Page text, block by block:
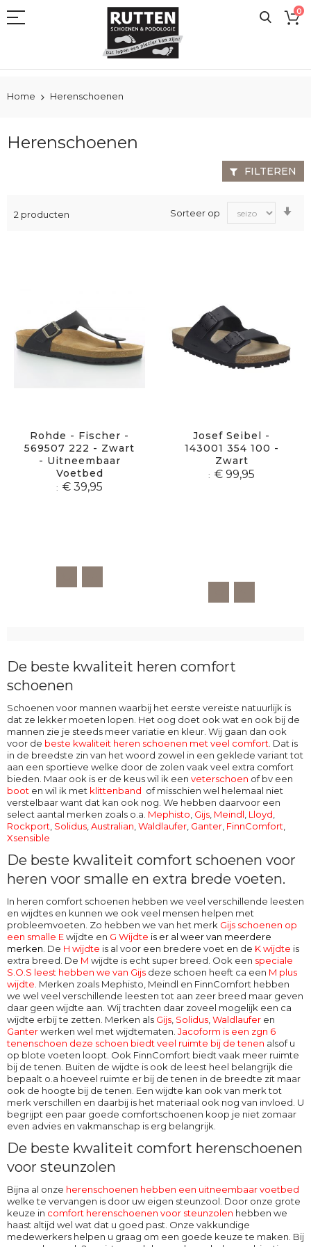
naar
0
Home Herenschoenen
Herenschoenen
2 producten Sorteer op
Rohde - Fischer -
569507 222 - Zwart
- Uitneembaar
Voetbed
€ 39,95
Josef Seibel -
143001 354 100 -
Zwart
€ 99,95
De beste kwaliteit heren comfort
schoenen
Schoenen voor mannen waarbij het eerste vereiste natuurlijk is
dat ze lekker moeten lopen. Het oog doet ook wat en ook bij de
mannen zie je steeds meer variatie en kleur. Wij gaan dan ook
voor de beste kwaliteit heren schoenen met veel comfort. Dat is
in de breedste zin van het woord zowel in een geklede variant tot
aan een sportieve welke door de zolen vaak veel extra comfort
bieden. Maar ook is er de keus wil ik een veterschoen of bv een
boot en wil ik met klittenband of misschien wel helemaal niet
verstelbaar want dat kan ook nog. We hebben daarvoor een
select aantal merken zoals o.a. Mephisto, Gijs, Meindl, Lloyd,
Rockport, Solidus,Australian,Waldlaufer, Ganter, FinnComfort,
Xsensible
De beste kwaliteit comfort schoenen voor
heren voor smalle en extra brede voeten.
In heren comfort schoenen hebben we veel verschillende leesten
en wijdtes en kunnen we ook veel mensen helpen met
probleemvoeten. Zo hebben we van het merk Gijs schoenen op
een smalle Ewijdte en G Wijdte is er al weer van meerdere
merken. De H wijdte is al voor een bredere voet en de K wijdte is
extra breed. De M wijdte is echt super breed. Ook een speciale
S.O.S leest hebben we van Gijs deze schoen heeft ca een M plus
wijdte. Merken zoals Mephisto, Meindl en FinnComfort hebben
we wel veel verschillende leesten tot aan zeer breed maar geven
daar geen wijdte aan. Wij trachten daar zoveel mogelijk een ca
wijdte erbij te zetten. Merken als Gijs, Solidus,Waldlaufer en
Ganterwerken wel met wijdtematen. Jacoform is een zgn 6
tenenschoen deze schoen biedt veel ruimte bij de tenen alsof u
op blote voeten loopt. Ook FinnComfort biedt vaak meer ruimte
bij de tenen. Buiten de wijdte is ook de leest heel belangrijk die
bepaalt o.a hoeveel ruimte er bij de tenen in de breedte zit maar
ook de hoogte bij de tenen. Een wijdte kan ook van merk tot
merk verschillen en daarbij is het materiaal ook nog van invloed. U
begrijpt een paar goede comfortschoenen koop je niet zomaar
even advies en vakmanschap is erg belangrijk.
De beste kwaliteit comfort herenschoenen
voor steunzolen
Bijna al onze herenschoenen hebben een uitneembaar voetbed
welke te vervangen is door uw eigen steunzool. Door onze grote
keuze in comfort herenschoenen voor steunzolen hebben we
haast altijd wel wat dat u goed past. Onze vakkundige
medewerkers helpen u graag om een goede keuze te maken. Bij
FILTEREN